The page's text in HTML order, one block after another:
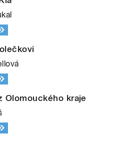
Olomouckého kraje